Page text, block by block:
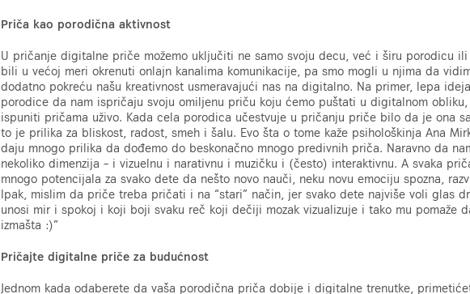
Priča kao porodična aktivnost
U pričanje digitalne priče možemo uključiti ne samo svoju decu, već i širu porodicu
bili u većoj meri okrenuti onlajn kanalima komunikacije, pa smo mogli u njima da
dodatno pokreću našu kreativnost usmeravajući nas na digitalno. Na primer, lepa
porodice da nam ispričaju svoju omiljenu priču koju ćemo puštati u digitalnom
ispuniti pričama uživo. Kada cela porodica učestvuje u pričanju priče bilo da je ona
to je prilika za bliskost, radost, smeh i šalu. Evo šta o tome kaže psihološkinja Ana
daju mnogo prilika da dođemo do beskonačno mnogo predivnih priča. Naravno da
nekoliko dimenzija – i vizuelnu i narativnu i muzičku i (često) interaktivnu. A svaka
mnogo potencijala za svako dete da nešto novo nauči, neku novu emociju spozna,
Ipak, mislim da priče treba pričati i na “stari” način, jer svako dete najviše voli glas
unosi mir i spokoj i koji boji svaku reč koji dečiji mozak vizualizuje i tako mu pomaže
izmašta :)”
Pričajte digitalne priče za budućnost
Jednom kada odaberete da vaša porodična priča dobije i digitalne trenutke,